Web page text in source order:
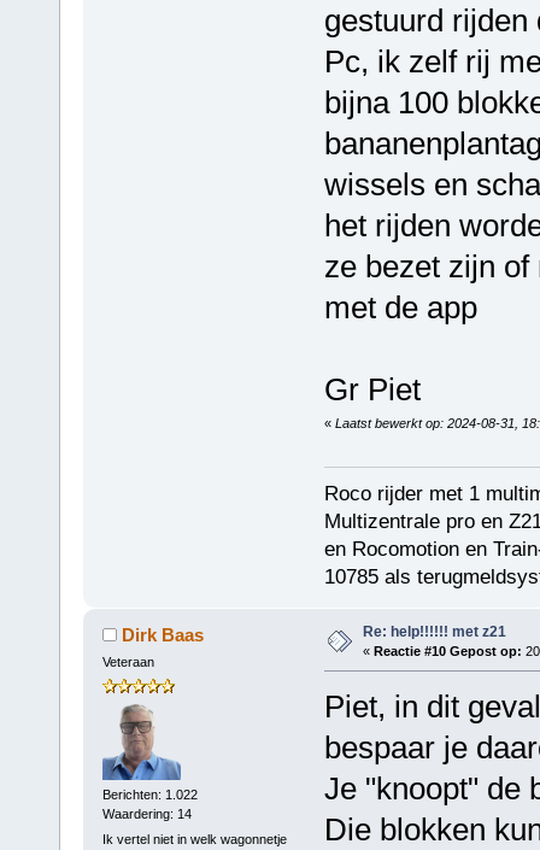
gestuurd rijden
Pc, ik zelf rij
bijna 100
wissels en
het rijden
ze bezet zijn
met de app
Gr Piet
« Laatst bewerkt op: 2024-08-31,
Roco rijder met 1
Multizentrale pro en
en Rocomotion en
10785 als
Dirk Baas
Veteraan
Berichten: 1.022
Waardering: 14
Ik vertel niet in welk wagonnetje
Re: help!!!!!! met z21
« Reactie #10 Gepost op:
Piet, in dit
bespaar je
Je "knoopt" de
Die blokken